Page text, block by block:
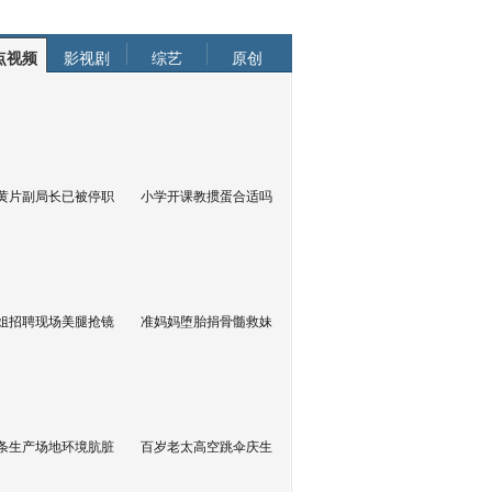
视频 影视剧 综艺 原创
片副局长已被停职 小学开课教掼蛋合适吗
招聘现场美腿抢镜 准妈妈堕胎捐骨髓救妹
生产场地环境肮脏 百岁老太高空跳伞庆生